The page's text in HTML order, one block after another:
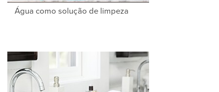
Água como solução de limpeza